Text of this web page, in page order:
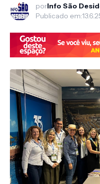
porInfo São
Publicado em: